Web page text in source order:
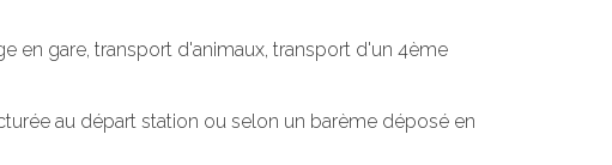
en gare, transport d'animaux, transport d'un 4ème
au départ station ou selon un barème déposé en